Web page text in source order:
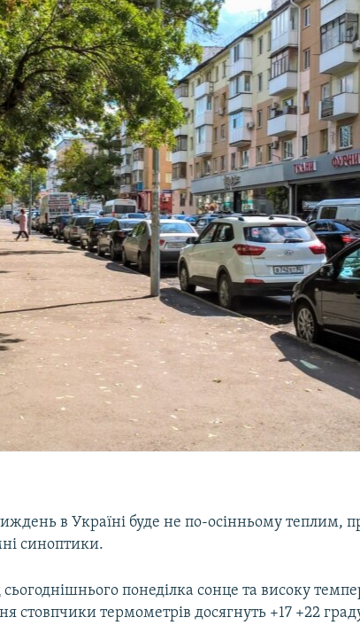
в Україні буде не по-осінньому теплим,
синоптики.
сьогоднішнього понеділка сонце та високу
стовпчики термометрів досягнуть +17 +22